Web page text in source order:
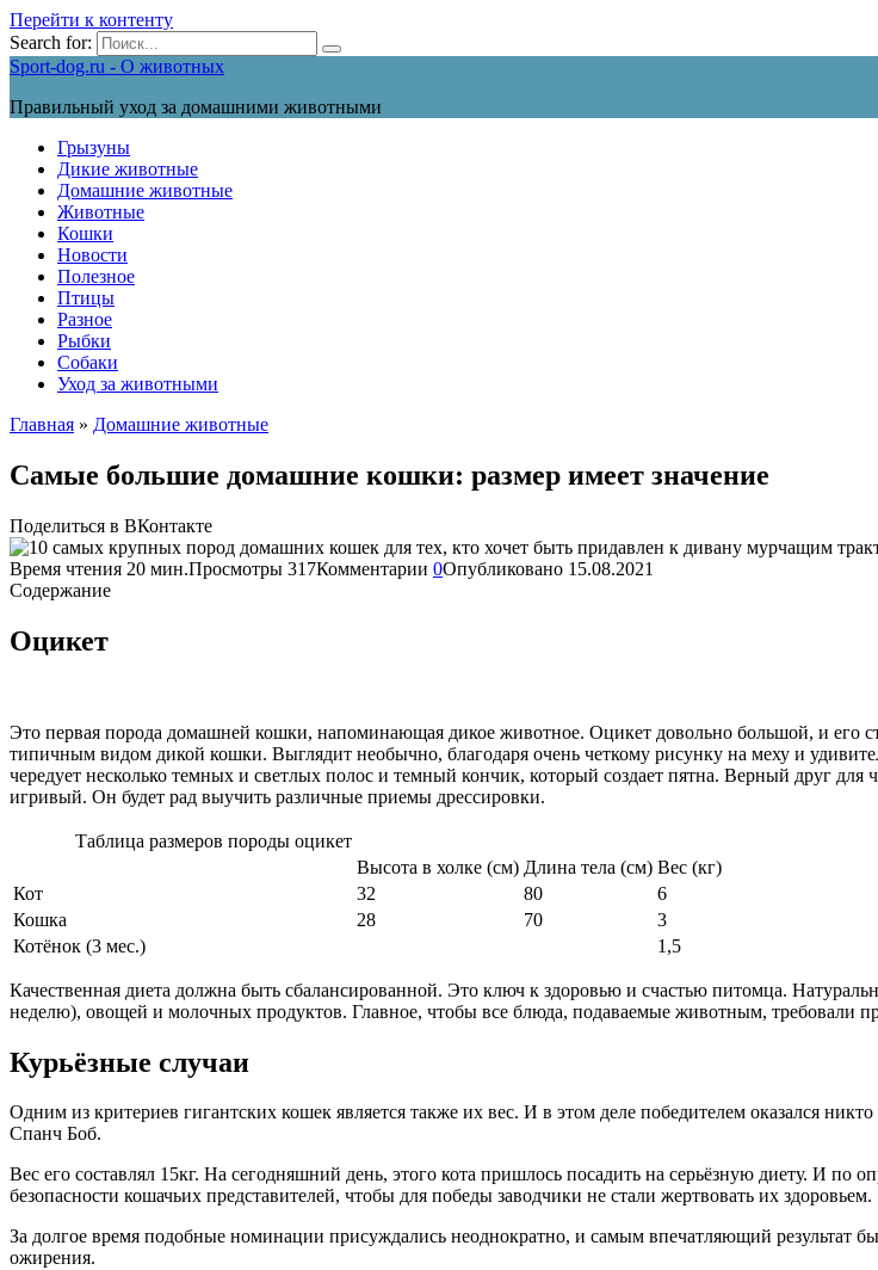
Перейти к контенту
Search for:
Sport-dog.ru - О животных
Правильный уход за домашними животными
Грызуны
Дикие животные
Домашние животные
Животные
Кошки
Новости
Полезное
Птицы
Разное
Рыбки
Собаки
Уход за животными
Главная » Домашние животные
Cамые большие домашние кошки: размер имеет значение
Поделиться в ВКонтакте
Время чтения 20 мин.Просмотры 317Комментарии 0Опубликовано 15.08.2021
Содержание
Оцикет
Это первая порода домашней кошки, напоминающая дикое животное. Оцикет довольно большой, и его
типичным видом дикой кошки. Выглядит необычно, благодаря очень четкому рисунку на меху и
чередует несколько темных и светлых полос и темный кончик, который создает пятна. Верный друг
игривый. Он будет рад выучить различные приемы дрессировки.
Таблица размеров породы оцикет
Высота в холке (см) Длина тела (см) Вес (кг)
Кот
32 80
6
Кошка
28 70
3
Котёнок (3 мес.)
1,5
Качественная диета должна быть сбалансированной. Это ключ к здоровью и счастью питомца.
неделю), овощей и молочных продуктов. Главное, чтобы все блюда, подаваемые животным, требовали
Курьёзные случаи
Одним из критериев гигантских кошек является также их вес. И в этом деле победителем оказался
Спанч Боб.
Вес его составлял 15кг. На сегодняшний день, этого кота пришлось посадить на серьёзную диету. И по
безопасности кошачьих представителей, чтобы для победы заводчики не стали жертвовать их здоровьем.
За долгое время подобные номинации присуждались неоднократно, и самым впечатляющий результат
ожирения.